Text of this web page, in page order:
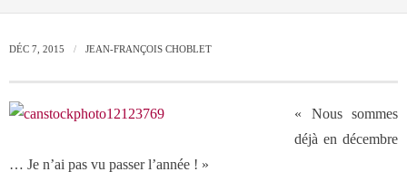
Conseil
- Conseil en stratégie commerciale
DÉC 7, 2015 JEAN-FRANÇOIS CHOBLET
« Nous sommes
déjà en décembre
… Je n’ai pas vu passer l’année ! »